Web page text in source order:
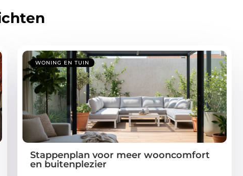
WONING EN TUIN
Stappenplan voor meer wooncomfort
en buitenplezier